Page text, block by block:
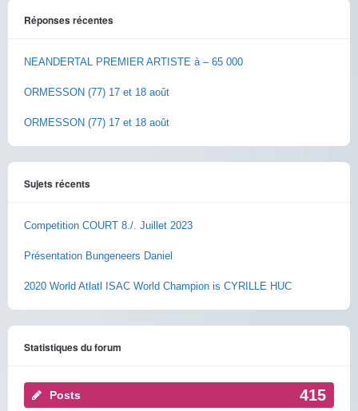
Réponses récentes
NEANDERTAL PREMIER ARTISTE à – 65 000
ORMESSON (77) 17 et 18 août
ORMESSON (77) 17 et 18 août
Sujets récents
Competition COURT 8./. Juillet 2023
Présentation Bungeneers Daniel
2020 World Atlatl ISAC World Champion is CYRILLE HUC
Statistiques du forum
Posts 415